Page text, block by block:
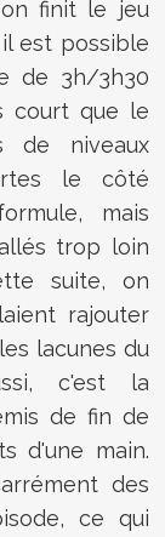
finit le jeu
est possible
de 3h/3h30
court que le
de niveaux
le côté
mais
trop loin
suite, on
rajouter
lacunes du
c'est la
de fin de
d'une main.
des
ce qui